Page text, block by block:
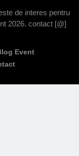
de interes pentru
2026. contact [@]
Event